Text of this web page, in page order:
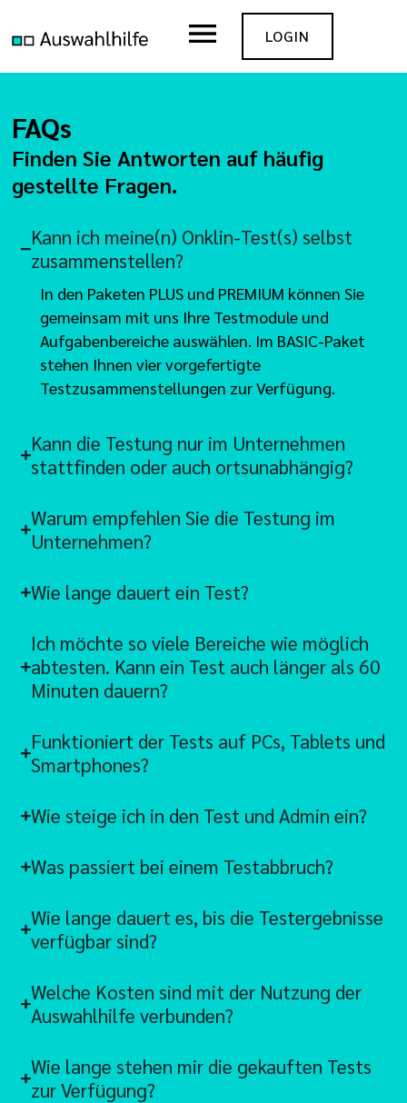
LOGIN
FAQs
Finden Sie Antworten auf häufig
gestellte Fragen.
Kann ich meine(n) Onklin-Test(s) selbst
zusammenstellen?
In den Paketen PLUS und PREMIUM können Sie
gemeinsam mit uns Ihre Testmodule und
Aufgabenbereiche auswählen. Im BASIC-Paket
stehen Ihnen vier vorgefertigte
Testzusammenstellungen zur Verfügung.
Kann die Testung nur im Unternehmen
stattfinden oder auch ortsunabhängig?
Warum empfehlen Sie die Testung im
Unternehmen?
Wie lange dauert ein Test?
Ich möchte so viele Bereiche wie möglich
abtesten. Kann ein Test auch länger als 60
Minuten dauern?
Funktioniert der Tests auf PCs, Tablets und
Smartphones?
Wie steige ich in den Test und Admin ein?
Was passiert bei einem Testabbruch?
Wie lange dauert es, bis die Testergebnisse
verfügbar sind?
Welche Kosten sind mit der Nutzung der
Auswahlhilfe verbunden?
Wie lange stehen mir die gekauften Tests
zur Verfügung?